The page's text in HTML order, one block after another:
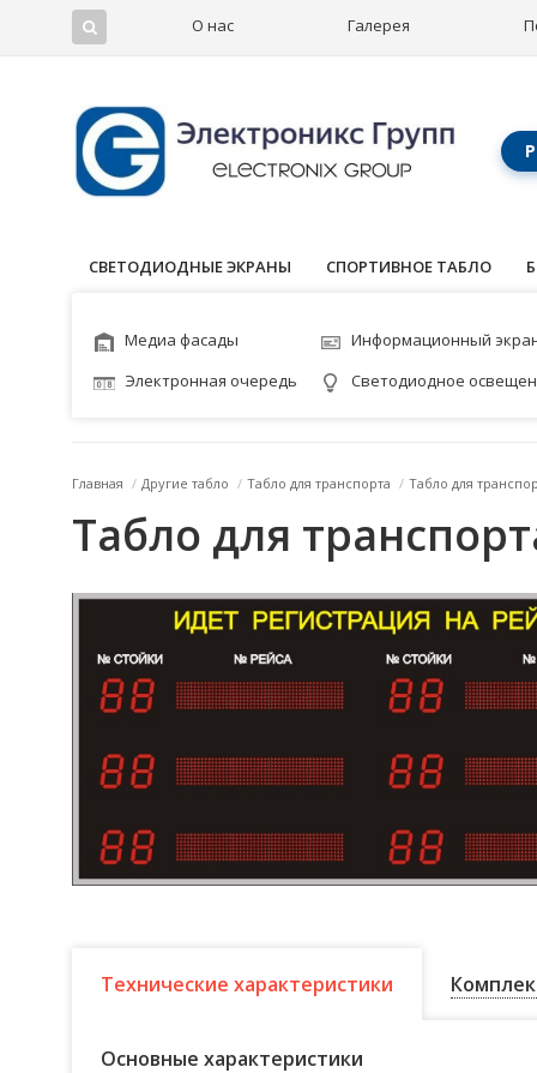
О нас Галерея
СВЕТОДИОДНЫЕ ЭКРАНЫ СПОРТИВНОЕ ТАБЛО
Медиа фасады
Информационный
Электронная очередь
Светодиодное
Главная / Другие табло / Табло для транспорта / Табло для
Табло для
Технические характеристики
Основные характеристики